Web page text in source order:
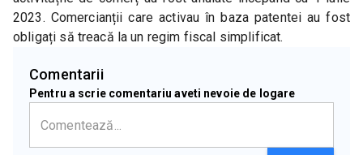
2023. Comercianții care activau în baza patentei au fost
obligați să treacă la un regim fiscal simplificat.
Comentarii
Pentru a scrie comentariu aveti nevoie de logare